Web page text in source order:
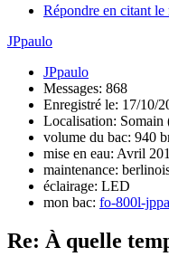
Répondre en citant le
JPpaulo
JPpaulo
Messages: 868
Enregistré le: 17/10/
Localisation: Somain
volume du bac: 940
mise en eau: Avril
maintenance:
éclairage: LED
mon bac: fo-800l-
Re: À quelle